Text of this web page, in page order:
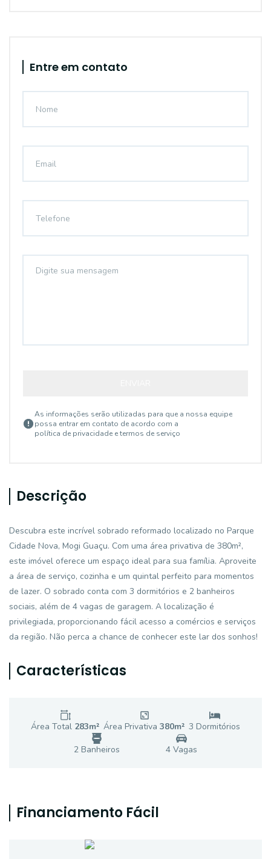
Entre em contato
As informações serão utilizadas para que a nossa equipe
possa entrar em contato de acordo com a
política de privacidade e termos de serviço
Descrição
Descubra este incrível sobrado reformado localizado no Parque
Cidade Nova, Mogi Guaçu. Com uma área privativa de 380m²,
este imóvel oferece um espaço ideal para sua família. Aproveite
a área de serviço, cozinha e um quintal perfeito para momentos
de lazer. O sobrado conta com 3 dormitórios e 2 banheiros
sociais, além de 4 vagas de garagem. A localização é
privilegiada, proporcionando fácil acesso a comércios e serviços
da região. Não perca a chance de conhecer este lar dos sonhos!
Características
Área Total 283m² Área Privativa 380m² 3 Dormitórios
2Banheiros 4 Vagas
Financiamento Fácil